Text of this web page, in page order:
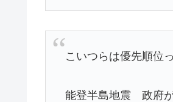
こいつらは優先順位
能登半島地震 政府